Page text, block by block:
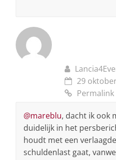
29
Permalink
@mareblu, dacht ik ook
duidelijk in het
houdt met een
schuldenlast gaat,